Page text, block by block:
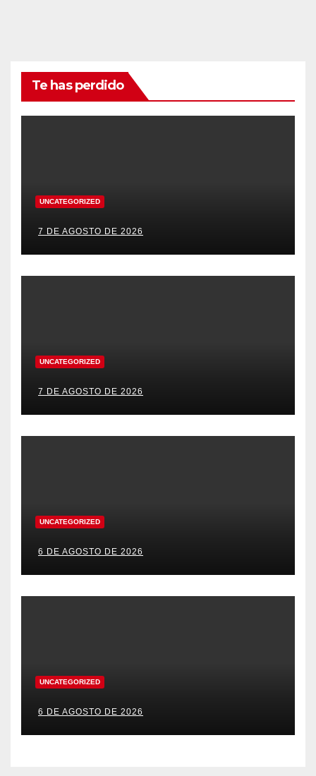
Te has perdido
UNCATEGORIZED
7 DE AGOSTO DE 2026
UNCATEGORIZED
7 DE AGOSTO DE 2026
UNCATEGORIZED
6 DE AGOSTO DE 2026
UNCATEGORIZED
6 DE AGOSTO DE 2026